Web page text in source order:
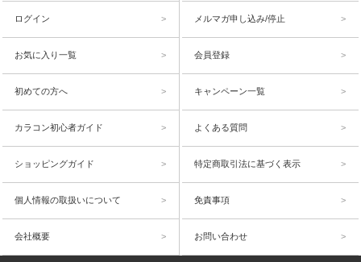
ログイン メルマガ申し込み/停止
お気に入り一覧 会員登録
初めての方へ キャンペーン一覧
カラコン初心者ガイド よくある質問
ショッピングガイド 特定商取引法に基づく表示
個人情報の取扱いについて 免責事項
会社概要 お問い合わせ